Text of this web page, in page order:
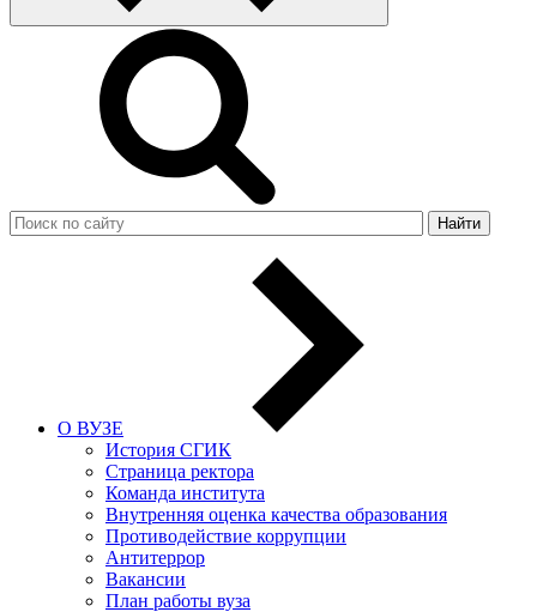
Найти
О ВУЗЕ
История СГИК
Страница ректора
Команда института
Внутренняя оценка качества образования
Противодействие коррупции
Антитеррор
Вакансии
План работы вуза